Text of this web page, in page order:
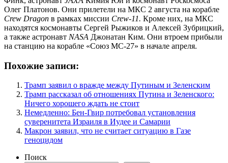
Олег Платонов. Они прилетели на МКС 2 августа на корабле
Crew Dragon в рамках миссии Crew-11. Кроме них, на МКС
находятся космонавты Сергей Рыжиков и Алексей Зубрицкий,
а также астронавт NASA Джонатан Ким. Они втроем прибыли
на станцию на корабле «Союз МС-27» в начале апреля.
Похожие записи:
Трамп заявил о вражде между Путиным и Зеленским
Трамп рассказал об отношениях Путина и Зеленского:
Ничего хорошего ждать не стоит
Немедленно: Бен-Гвир потребовал установления
суверенитета Израиля в Иудее и Самарии
Макрон заявил, что не считает ситуацию в Газе
геноцидом
Поиск